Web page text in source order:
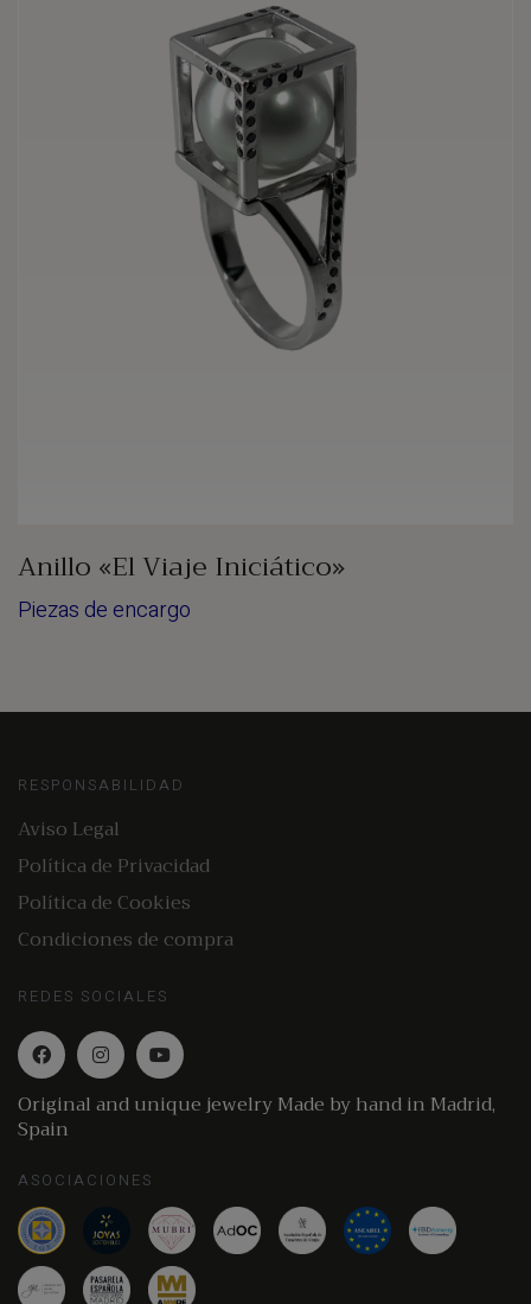
Anillo «El Viaje Iniciático»
Piezas de encargo
RESPONSABILIDAD
Aviso Legal
Política de Privacidad
Política de Cookies
Condiciones de compra
REDES SOCIALES
Original and unique jewelry Made by hand in Madrid,
Spain
ASOCIACIONES